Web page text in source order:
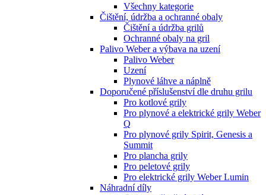
Všechny kategorie
Čištění, údržba a ochranné obaly
Čištění a údržba grilů
Ochranné obaly na gril
Palivo Weber a výbava na uzení
Palivo Weber
Uzení
Plynové láhve a náplně
Doporučené příslušenství dle druhu grilu
Pro kotlové grily
Pro plynové a elektrické grily Weber
Q
Pro plynové grily Spirit, Genesis a
Summit
Pro plancha grily
Pro peletové grily
Pro elektrické grily Weber Lumin
Náhradní díly